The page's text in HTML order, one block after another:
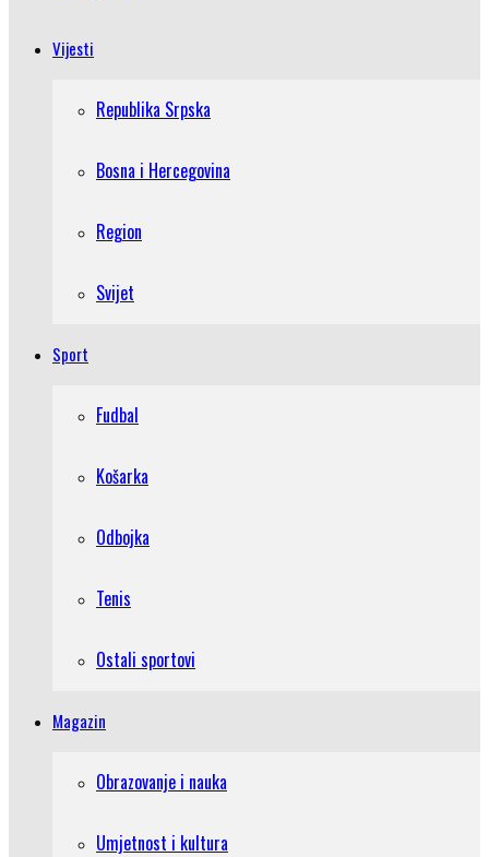
Vijesti
Republika Srpska
Bosna i Hercegovina
Region
Svijet
Sport
Fudbal
Košarka
Odbojka
Tenis
Ostali sportovi
Magazin
Obrazovanje i nauka
Umjetnost i kultura